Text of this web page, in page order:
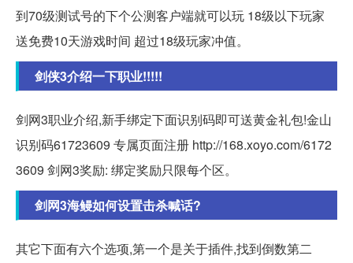
到70级测试号的下个公测客户端就可以玩 18级以下玩家
送免费10天游戏时间 超过18级玩家冲值。
剑侠3介绍一下职业!!!!!
剑网3职业介绍,新手绑定下面识别码即可送黄金礼包!金山
识别码61723609 专属页面注册 http://168.xoyo.com/6172
3609 剑网3奖励: 绑定奖励只限每个区。
剑网3海鳗如何设置击杀喊话?
其它下面有六个选项,第一个是关于插件,找到倒数第二